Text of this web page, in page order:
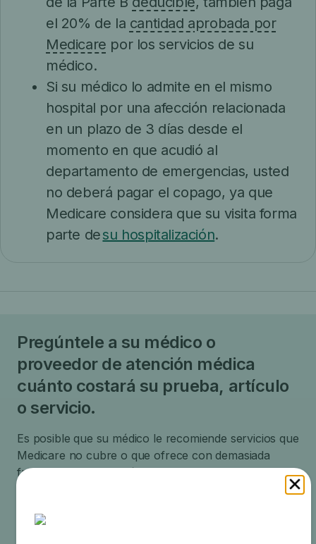
el 20% de la cantidad aprobada por
Medicare por los servicios de su
médico.
Si su médico lo admite en el mismo
hospital por una afección relacionada
en un plazo de 3 días desde el
momento en que acudió al
departamento de emergencias, usted
no deberá pagar el copago, ya que
Medicare considera que su visita forma
parte desu hospitalización.
Pregúntele a su médico o
proveedor de atención médica
cuánto costará su prueba, artículo
o servicio.
Es posible que su médico le recomiende servicios que
Medicare no cubre o que ofrece con demasiada
frecuencia. Esto podría resultar en costos adicionales
que realmente cubrirá Medicare.